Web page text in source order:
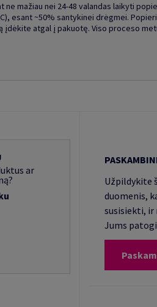
ne mažiau nei 24-48 valandas laikyti
esant ~50% santykinei drėgmei.
įdėkite atgal į pakuotę. Viso proceso
ar
Užpildykite
duomenis,
susisiekti, ir
Jums